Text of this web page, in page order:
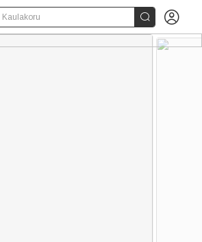
Kaulakoru  